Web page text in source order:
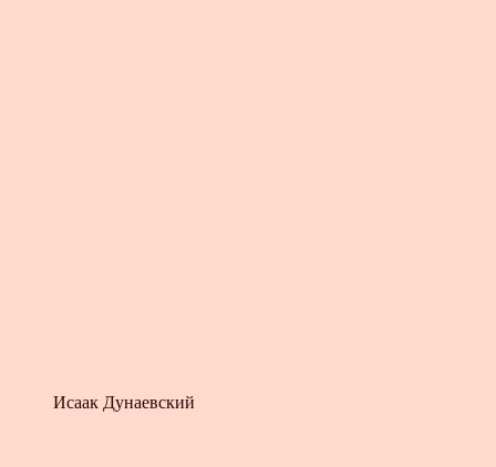
Исаак Дунаевский